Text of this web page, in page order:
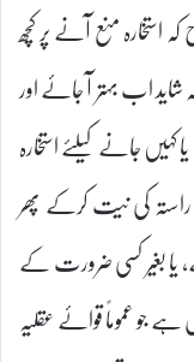
استخارہ منع آنے پر کچھ
اب بہتر آ جائے اور
جانے کیلئے استخارہ
کی نیت کرکے پھر
یا بغیر کسی ضرورت کے
جو عموماً قوائے عقلیہ